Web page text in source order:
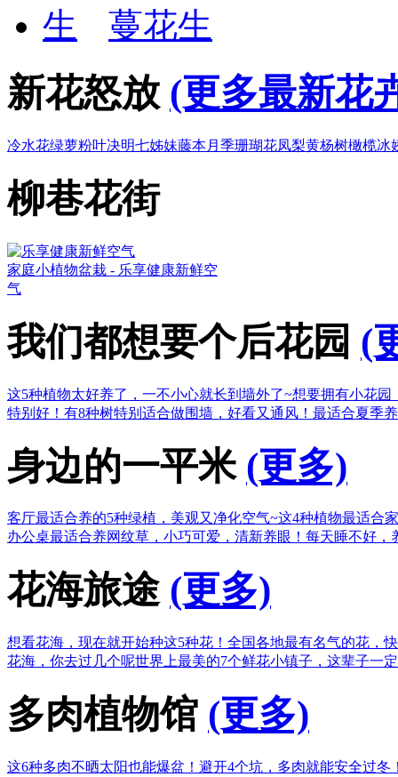
蔓花生
新花怒放 (更多最新花
冷水花绿萝粉叶决明七姊妹藤本月季珊瑚花凤梨黄杨树橄榄冰
柳巷花街
家庭小植物盆栽 - 乐享健康新鲜空
气
我们都想要个后花园 (
这5种植物太好养了，一不小心就长到墙外了~想要拥有小花园
特别好！ 有8种树特别适合做围墙，好看又通风！ 最适合夏季
身边的一平米 (更多)
客厅最适合养的5种绿植，美观又净化空气~这4种植物最适合
办公桌最适合养网纹草，小巧可爱，清新养眼！ 每天睡不好，
花海旅途 (更多)
想看花海，现在就开始种这5种花！ 全国各地最有名气的花，
花海，你去过几个呢世界上最美的7个鲜花小镇子，这辈子一
多肉植物馆 (更多)
这6种多肉不晒太阳也能爆盆！ 避开4个坑，多肉就能安全过冬